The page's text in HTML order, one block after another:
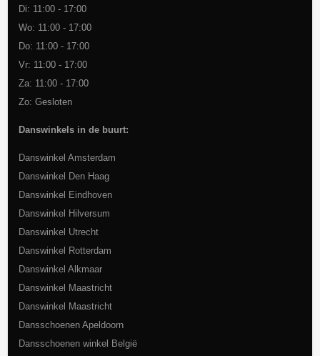
Di: 11:00 - 17:00
Wo: 11:00 - 17:00
Do: 11:00 - 17:00
Vr: 11:00 - 17:00
Za: 11:00 - 17:00
Zo: Gesloten
Danswinkels in de buurt:
Danswinkel Amsterdam
Danswinkel Den Haag
Danswinkel Eindhoven
Danswinkel Hilversum
Danswinkel Utrecht
Danswinkel Rotterdam
Danswinkel Alkmaar
Danswinkel Maastricht
Danswinkel Maastricht
Dansschoenen Apeldoorn
Dansschoenen winkel België